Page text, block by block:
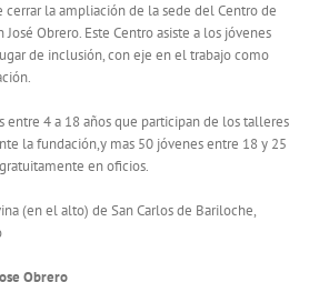
cerrar la ampliación de la sede del Centro de
Obrero. Este Centro asiste a los jóvenes
de inclusión, con eje en el trabajo como
entre 4 a 18 años que participan de los talleres
la fundación,y mas 50 jóvenes entre 18 y 25
en oficios.
(en el alto) de San Carlos de Bariloche,
Obrero